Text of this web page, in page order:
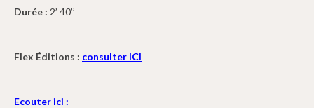
Durée : 2’ 40’’
Flex Éditions : consulter ICI
Ecouter ici :